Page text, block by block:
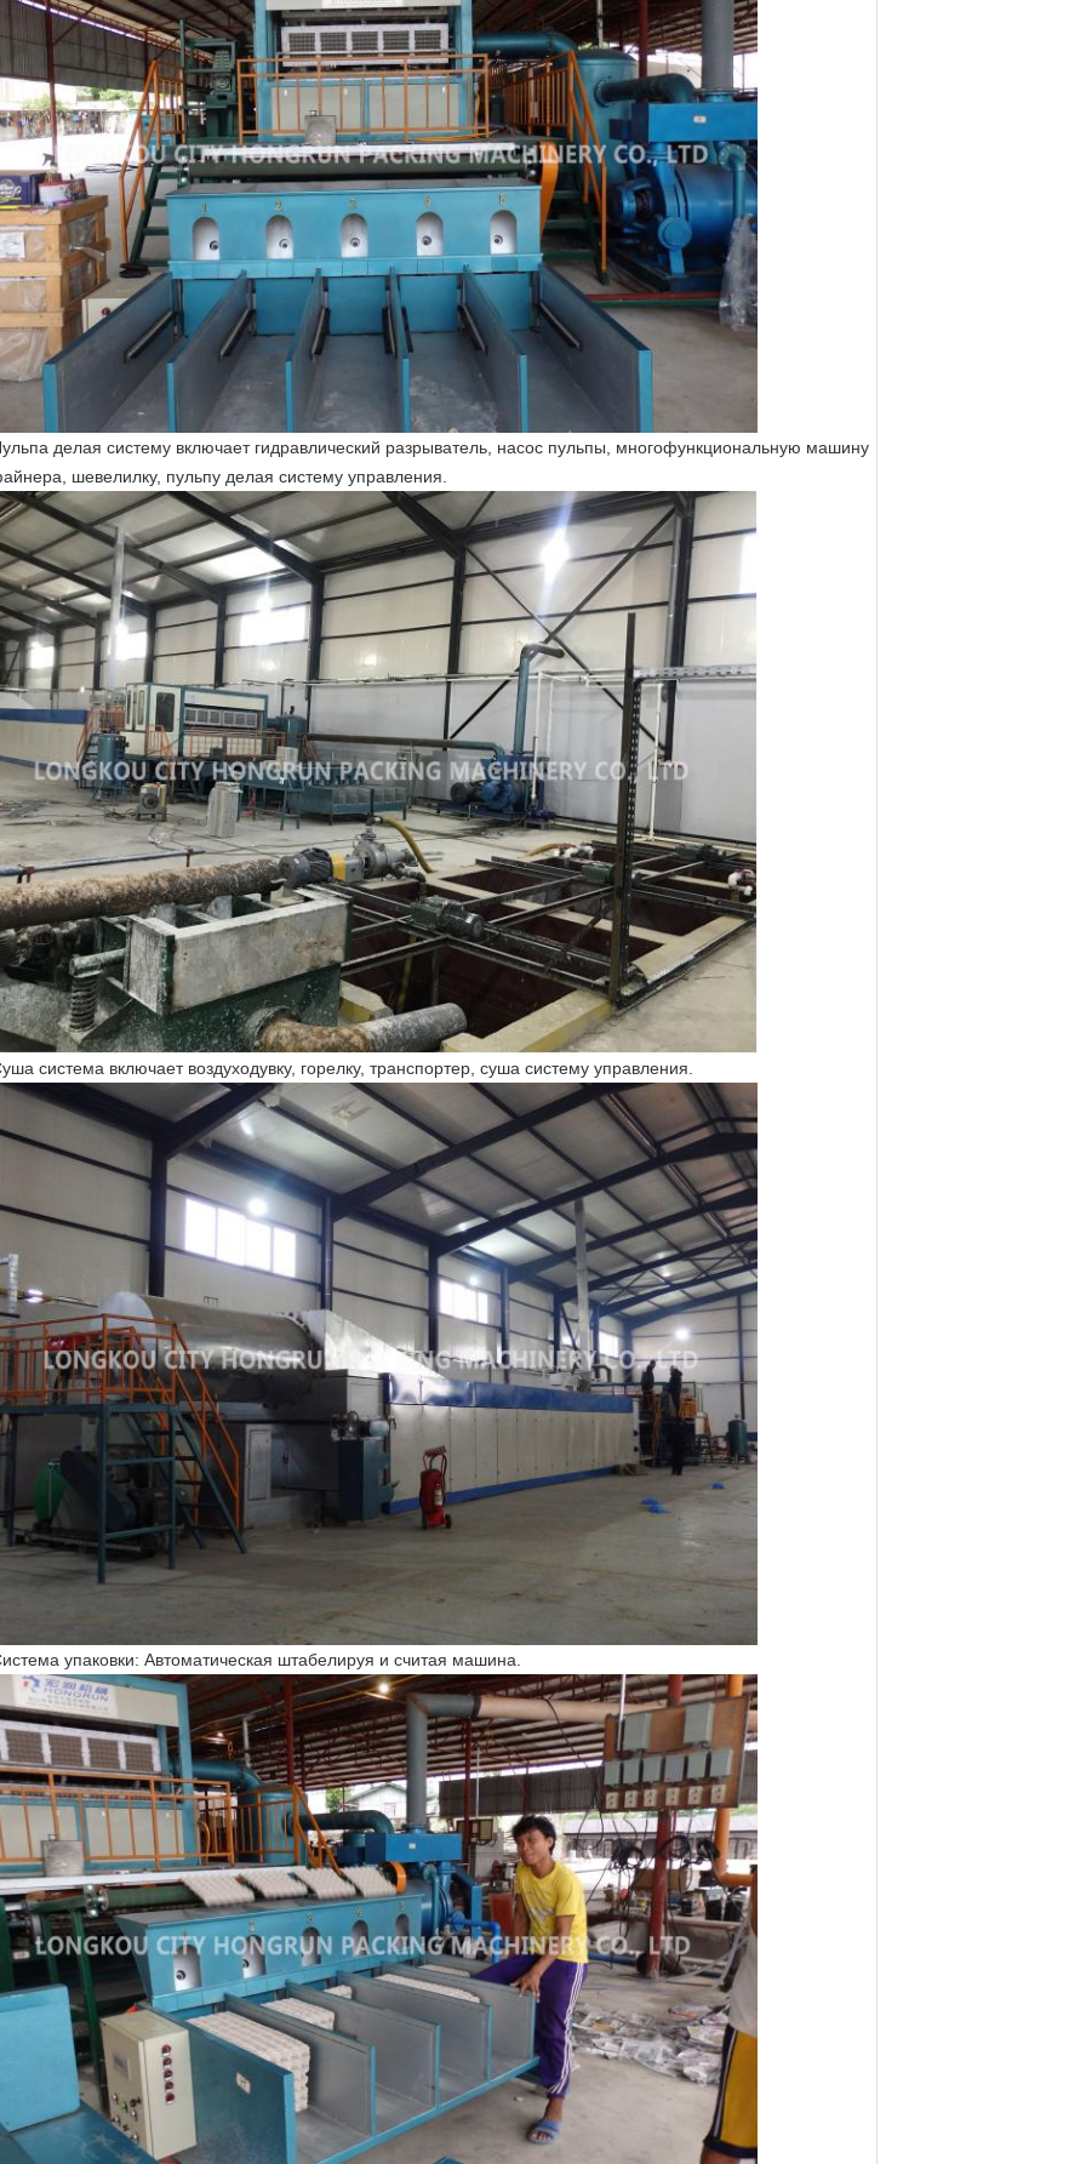
делая систему включает гидравлический разрыватель, насос пульпы, многофункциональную машину
шевелилку, пульпу делая систему управления.
система включает воздуходувку, горелку, транспортер, суша систему управления.
упаковки: Автоматическая штабелируя и считая машина.